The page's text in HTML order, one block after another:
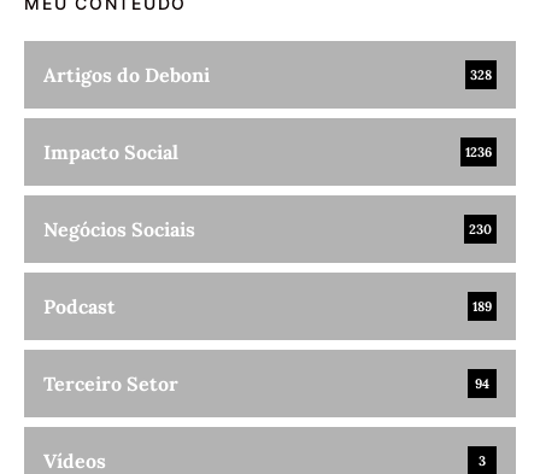
Artigos do Deboni 328
Impacto Social 1236
Negócios Sociais 230
Podcast 189
Terceiro Setor 94
Vídeos 3